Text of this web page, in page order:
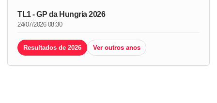
TL1 - GP da Hungria 2026
24/07/2026 08:30
Resultados de 2026 Ver outros anos